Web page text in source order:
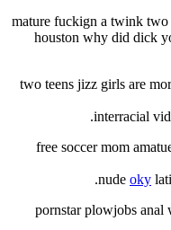
mature fuckign a twink
houston why did dick
two teens jizz girls are
interracial
free soccer mom
nude oky
pornstar plowjobs anal